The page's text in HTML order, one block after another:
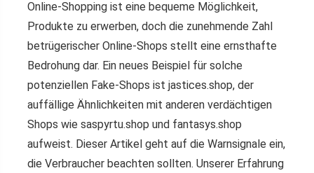
Online-Shopping ist eine bequeme Möglichkeit,
Produkte zu erwerben, doch die zunehmende Zahl
betrügerischer Online-Shops stellt eine ernsthafte
Bedrohung dar. Ein neues Beispiel für solche
potenziellen Fake-Shops ist jastices.shop, der
auffällige Ähnlichkeiten mit anderen verdächtigen
Shops wie saspyrtu.shop und fantasys.shop
aufweist. Dieser Artikel geht auf die Warnsignale ein,
die Verbraucher beachten sollten. Unserer Erfahrung